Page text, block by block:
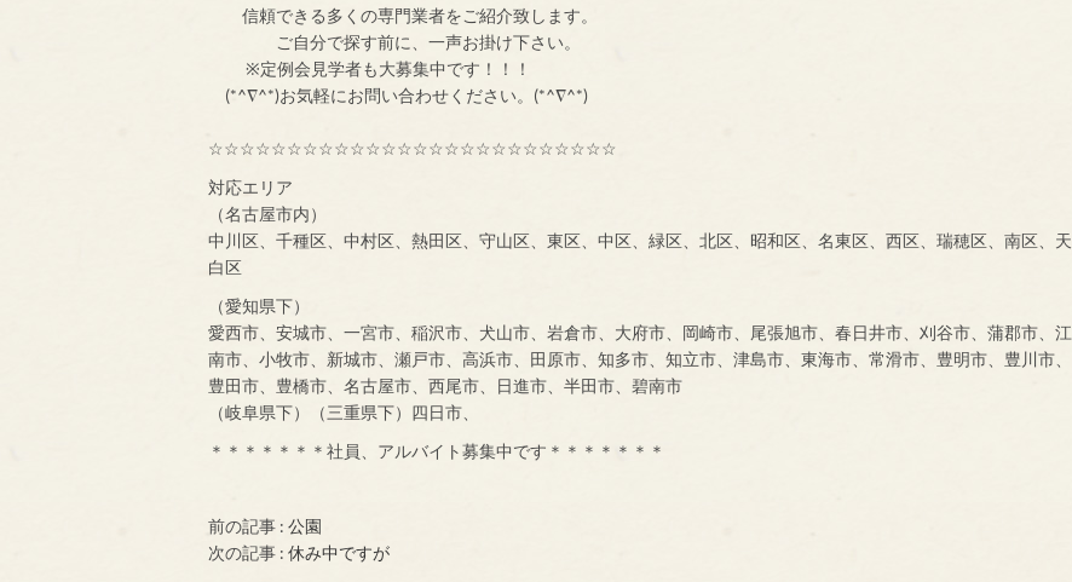
信頼できる多くの専門業者をご紹介致します。
ご自分で探す前に、一声お掛け下さい。
※定例会見学者も大募集中です！！！
(*^∇^*)お気軽にお問い合わせください。(*^∇^*)
☆☆☆☆☆☆☆☆☆☆☆☆☆☆☆☆☆☆☆☆☆☆☆☆☆☆
対応エリア
（名古屋市内）
中川区、千種区、中村区、熱田区、守山区、東区、中区、緑区、北区、昭和区、名東区、西区、瑞穂区、南区、天
白区
（愛知県下）
愛西市、安城市、一宮市、稲沢市、犬山市、岩倉市、大府市、岡崎市、尾張旭市、春日井市、刈谷市、蒲郡市、江
南市、小牧市、新城市、瀬戸市、高浜市、田原市、知多市、知立市、津島市、東海市、常滑市、豊明市、豊川市、
豊田市、豊橋市、名古屋市、西尾市、日進市、半田市、碧南市
（岐阜県下）（三重県下）四日市、
＊＊＊＊＊＊＊社員、アルバイト募集中です＊＊＊＊＊＊＊
前の記事 : 公園
次の記事 : 休み中ですが